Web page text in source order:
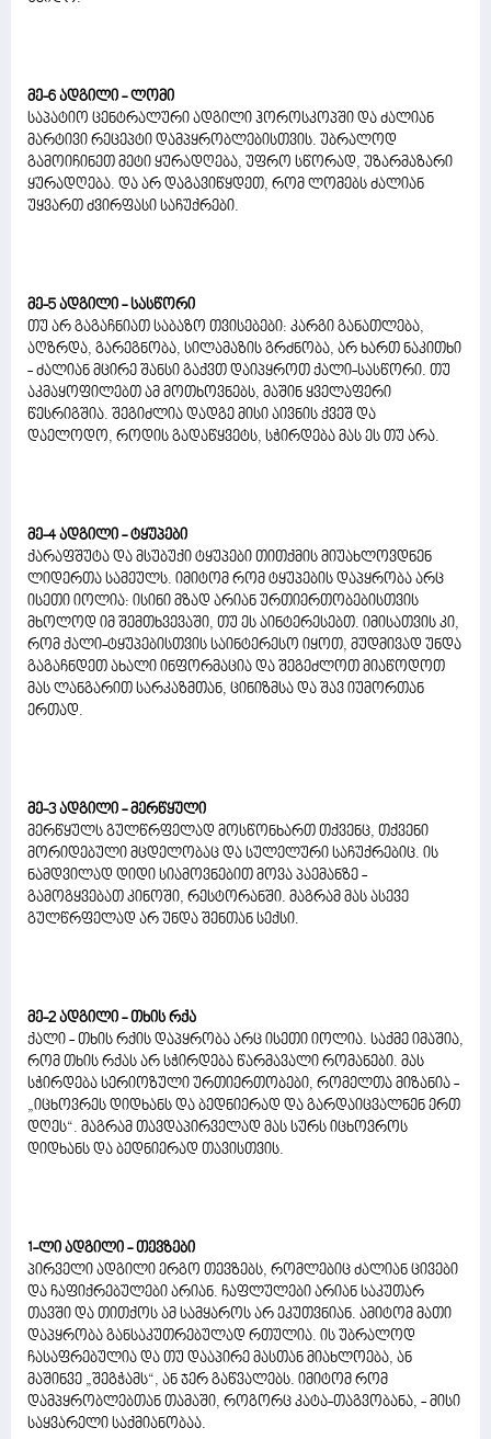
მე-6 ადგილი - ლომი
საპატიო ცენტრალური ადგილი ჰოროსკოპში და ძალიან
მარტივი რეცეპტი დამპყრობლებისთვის. უბრალოდ
გამოიჩინეთ მეტი ყურადღება, უფრო სწორად, უზარმაზარი
ყურადღება. და არ დაგავიწყდეთ, რომ ლომებს ძალიან
უყვართ ძვირფასი საჩუქრები.
მე-5 ადგილი - სასწორი
თუ არ გაგაჩნიათ საბაზო თვისებები: კარგი განათლება,
აღზრდა, გარეგნობა, სილამაზის გრძნობა, არ ხართ ნაკითხი
- ძალიან მცირე შანსი გაქვთ დაიპყროთ ქალი-სასწორი. თუ
აკმაყოფილებთ ამ მოთხოვნებს, მაშინ ყველაფერი
წესრიგშია. შეგიძლია დადგე მისი აივნის ქვეშ და
დაელოდო, როდის გადაწყვეტს, სჭირდება მას ეს თუ არა.
მე-4 ადგილი - ტყუპები
ქარაფშუტა და მსუბუქი ტყუპები თითქმის მიუახლოვდნენ
ლიდერთა სამეულს. იმიტომ რომ ტყუპების დაპყრობა არც
ისეთი იოლია: ისინი მზად არიან ურთიერთობებისთვის
მხოლოდ იმ შემთხვევაში, თუ ეს აინტერესებთ. იმისათვის კი,
რომ ქალი-ტყუპებისთვის საინტერესო იყოთ, მუდმივად უნდა
გაგაჩნდეთ ახალი ინფორმაცია და შეგეძლოთ მიაწოდოთ
მას ლანგარით სარკაზმთან, ცინიზმსა და შავ იუმორთან
ერთად.
მე-3 ადგილი - მერწყული
მერწყულს გულწრფელად მოსწონხართ თქვენც, თქვენი
მორიდებული მცდელობაც და სულელური საჩუქრებიც. ის
ნამდვილად დიდი სიამოვნებით მოვა პაემანზე -
გამოგყვებათ კინოში, რესტორანში. მაგრამ მას ასევე
გულწრფელად არ უნდა შენთან სექსი.
მე-2 ადგილი - თხის რქა
ქალი - თხის რქის დაპყრობა არც ისეთი იოლია. საქმე იმაშია,
რომ თხის რქას არ სჭირდება წარმავალი რომანები. მას
სჭირდება სერიოზული ურთიერთობები, რომელთა მიზანია -
„იცხოვრეს დიდხანს და ბედნიერად და გარდაიცვალნენ ერთ
დღეს“. მაგრამ თავდაპირველად მას სურს იცხოვროს
დიდხანს და ბედნიერად თავისთვის.
1-ლი ადგილი - თევზები
პირველი ადგილი ერგო თევზებს, რომლებიც ძალიან ცივები
და ჩაფიქრებულები არიან. ჩაფლულები არიან საკუთარ
თავში და თითქოს ამ სამყაროს არ ეკუთვნიან. ამიტომ მათი
დაპყრობა განსაკუთრებულად რთულია. ის უბრალოდ
ჩასაფრებულია და თუ დააპირე მასთან მიახლოება, ან
მაშინვე „შეგჭამს“, ან ჯერ გაწვალებს. იმიტომ რომ
დამპყრობლებთან თამაში, როგორც კატა-თაგვობანა, - მისი
საყვარელი საქმიანობაა.